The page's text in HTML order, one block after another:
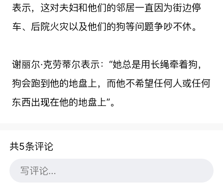
表示，这对夫妇和他们的邻居一直因为街边停
车、后院火灾以及他们的狗等问题争吵不休。
谢丽尔·克劳蒂尔表示：“她总是用长绳牵着狗，
狗会跑到他的地盘上，而他不希望任何人或任何
东西出现在他的地盘上”。
共5条评论